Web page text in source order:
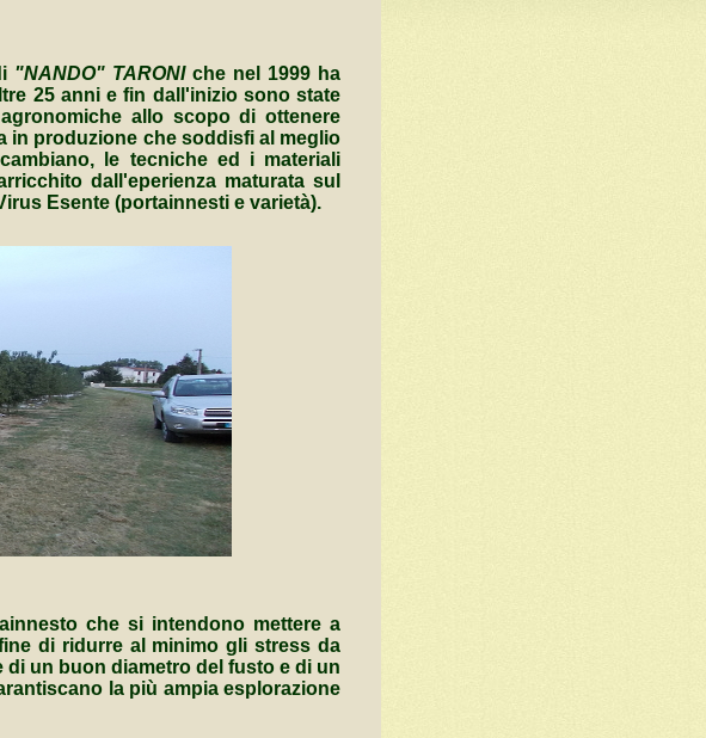
"NANDO" TARONIche nel 1999 ha
25 anni e fin dall'inizio sono state
allo scopo di ottenere
in produzione che soddisfi al meglio
le tecniche ed i materiali
dall'eperienza maturata sul
Esente (portainnesti e varietà).
che si intendono mettere a
di ridurre al minimo gli stress da
un buon diametro del fusto e di un
la più ampia esplorazione